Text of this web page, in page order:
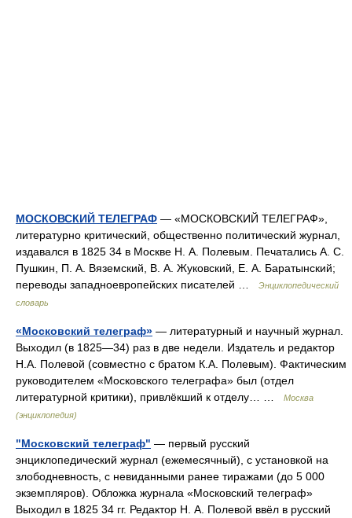
МОСКОВСКИЙ ТЕЛЕГРАФ — «МОСКОВСКИЙ ТЕЛЕГРАФ»,
литературно критический, общественно политический журнал,
издавался в 1825 34 в Москве Н. А. Полевым. Печатались А. С.
Пушкин, П. А. Вяземский, В. А. Жуковский, Е. А. Баратынский;
переводы западноевропейских писателей …
Энциклопедический
словарь
«Московский телеграф» — литературный и научный журнал.
Выходил (в 1825—34) раз в две недели. Издатель и редактор
Н.А. Полевой (совместно с братом К.А. Полевым). Фактическим
руководителем «Московского телеграфа» был (отдел
литературной критики), привлёкший к отделу… …
Москва
(энциклопедия)
"Московский телеграф" — первый русский
энциклопедический журнал (ежемесячный), с установкой на
злободневность, с невиданными ранее тиражами (до 5 000
экземпляров). Обложка журнала «Московский телеграф»
Выходил в 1825 34 гг. Редактор Н. А. Полевой ввёл в русский